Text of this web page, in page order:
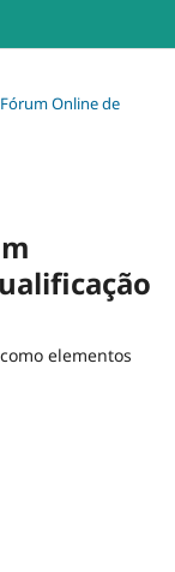
Fórum Online de
elementos